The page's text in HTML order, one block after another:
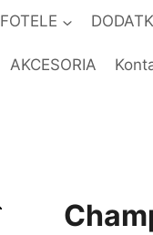
FOTELE
AKCESORIA